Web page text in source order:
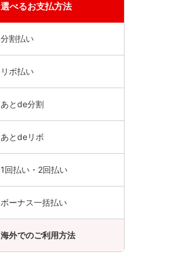
選べるお支払方法
分割払い
リボ払い
あとde分割
あとdeリボ
1回払い・2回払い
ボーナス一括払い
海外でのご利用方法